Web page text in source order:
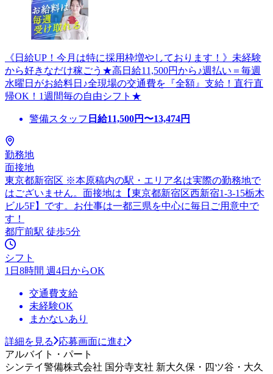
《日給UP！今月は特に採用枠増やしております！》未経験
から好きなだけ稼ごう★高日給11,500円から♪週払い＝毎週
水曜日がお給料日♪全現場の交通費を『全額』支給！直行直
帰OK！1週間毎の自由シフト★
警備スタッフ 日給11,500円〜13,474円
勤務地
面接地
東京都新宿区 ※本原稿内の駅・エリア名は実際の勤務地で
はございません。面接地は【東京都新宿区西新宿1-3-15栃木
ビル5F】です。お仕事は一都三県を中心に毎日ご用意中で
す！
都庁前駅 徒歩5分
シフト
1日8時間 週4日からOK
交通費支給
未経験OK
まかないあり
詳細を見る
応募画面に進む
アルバイト・パート
シンテイ警備株式会社 国分寺支社 新大久保・四ツ谷・大久